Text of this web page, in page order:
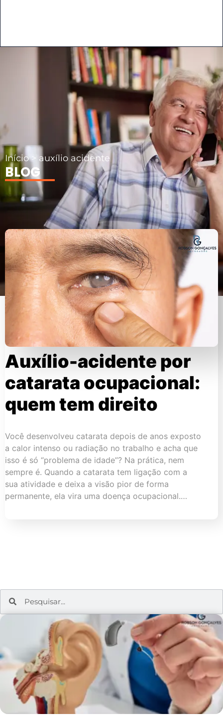
Início> auxílio acidente
BLOG
Auxílio-acidente por
catarata ocupacional:
quem tem direito
Você desenvolveu catarata depois de anos exposto
a calor intenso ou radiação no trabalho e acha que
isso é só “problema de idade”? Na prática, nem
sempre é. Quando a catarata tem ligação com a
sua atividade e deixa a visão pior de forma
permanente, ela vira uma doença ocupacional.…